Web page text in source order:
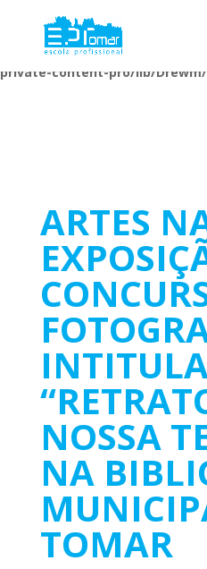
Warning: Undefined array key 1 in
/home/escolaprofission/
private-content-pro/lib/Drewm/
ARTES
NOSSA
NA
TOMAR